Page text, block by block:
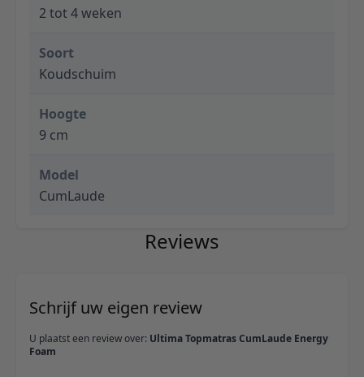
Reviews
Schrijf uw eigen review
U plaatst een review over: Ultima Topmatras CumLaude Energy
Foam
2 tot 4 weken
Soort
Koudschuim
Hoogte
9 cm
Model
CumLaude